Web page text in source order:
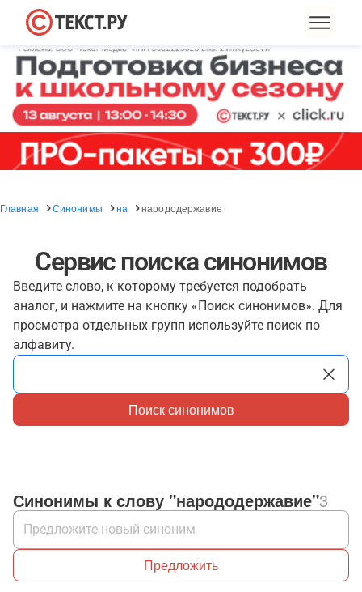
Главная Синонимы на народодержавие
Сервис поиска синонимов
Введите слово, к которому требуется подобрать
аналог, и нажмите на кнопку «Поиск синонимов». Для
просмотра отдельных групп используйте поиск по
алфавиту.
Поиск синонимов
Синонимы к слову "народодержавие"3
Предложить